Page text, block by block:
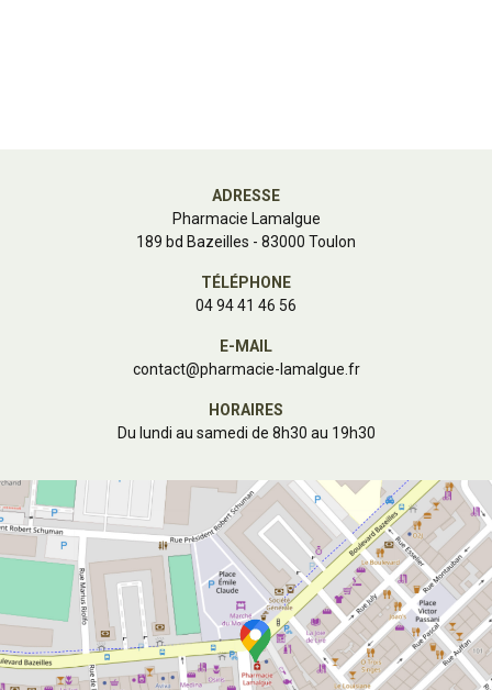
ADRESSE
Pharmacie Lamalgue
189 bd Bazeilles - 83000 Toulon
TÉLÉPHONE
04 94 41 46 56
E-MAIL
contact@pharmacie-lamalgue.fr
HORAIRES
Du lundi au samedi de 8h30 au 19h30